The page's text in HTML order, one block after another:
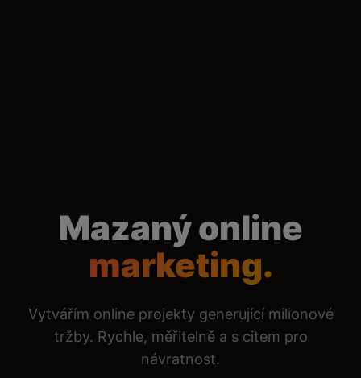
Mazaný online
marketing.
Vytvářím online projekty generující milionové
tržby. Rychle, měřitelně a s citem pro
návratnost.